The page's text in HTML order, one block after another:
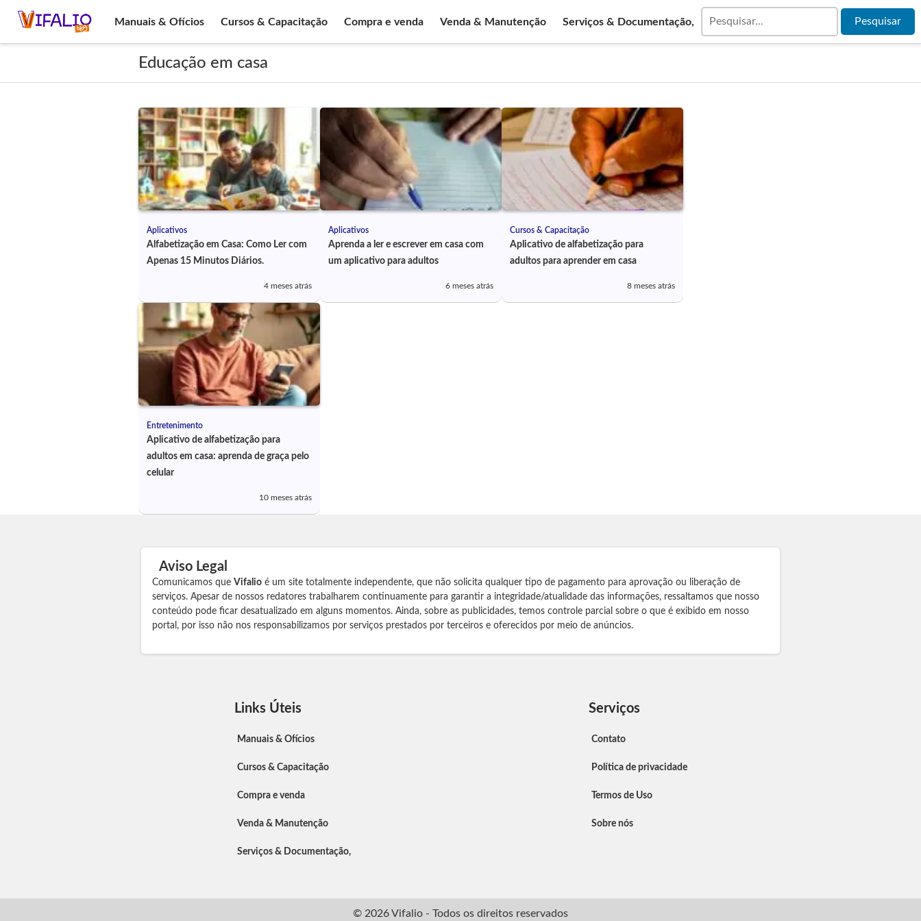
Manuais & Ofícios Cursos & Capacitação Compra e venda Venda & Manutenção Serviços & Documentação,
Educação em casa
Aplicativos
Alfabetização em Casa: Como Ler com
Apenas 15 Minutos Diários.
4 meses atrás
Aplicativos
Aprenda a ler e escrever em casa com
um aplicativo para adultos
6 meses atrás
Cursos & Capacitação
Aplicativo de alfabetização para
adultos para aprender em casa
8 meses atrás
Entretenimento
Aplicativo de alfabetização para
adultos em casa: aprenda de graça pelo
celular
10 meses atrás
Aviso Legal
Comunicamos que Vifalio é um site totalmente independente, que não solicita qualquer tipo de pagamento para aprovação ou liberação de
serviços. Apesar de nossos redatores trabalharem continuamente para garantir a integridade/atualidade das informações, ressaltamos que nosso
conteúdo pode ficar desatualizado em alguns momentos. Ainda, sobre as publicidades, temos controle parcial sobre o que é exibido em nosso
portal, por isso não nos responsabilizamos por serviços prestados por terceiros e oferecidos por meio de anúncios.
Links Úteis
Manuais & Ofícios
Cursos & Capacitação
Compra e venda
Venda & Manutenção
Serviços & Documentação,
Serviços
Contato
Política de privacidade
Termos de Uso
Sobre nós
© 2026 Vifalio - Todos os direitos reservados